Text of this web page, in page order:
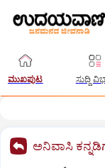
ಮುಖಪುಟ ಸುದ್ದಿ
ಅನಿವಾಸಿ